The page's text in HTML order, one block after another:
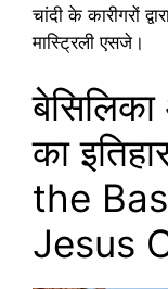
चांदी के कारीगरों
मास्ट्रिली एसजे।
का
the
Jesus